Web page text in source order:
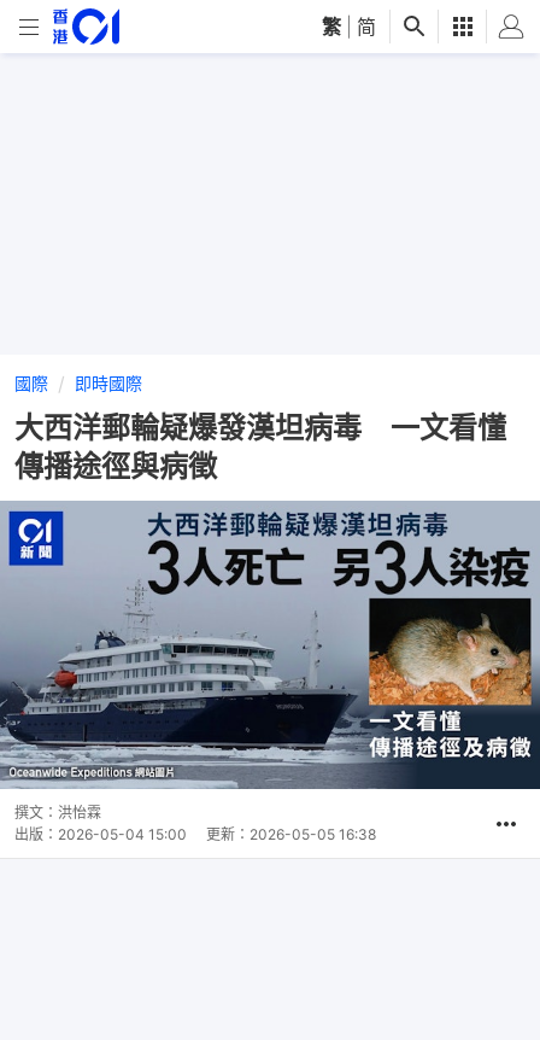
繁 简
國際 即時國際
大西洋郵輪疑爆發漢坦病毒 一文看懂
傳播途徑與病徵
撰文： 洪怡霖
出版： 2026-05-04 15:00 更新： 2026-05-05 16:38